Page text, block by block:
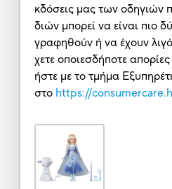
κδόσεις μας των οδηγιών
διών μπορεί να είναι πιο
γραφηθούν ή να έχουν
χετε οποιεσδήποτε
ήστε με το τμήμα
στο https://